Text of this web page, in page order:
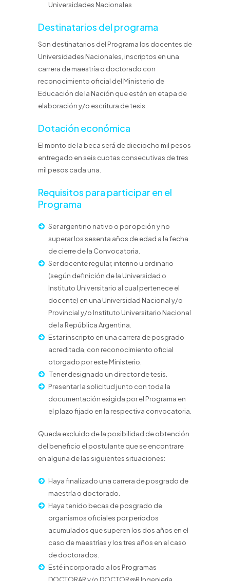
Universidades Nacionales
Destinatarios del programa
Son destinatarios del Programa los docentes de
Universidades Nacionales, inscriptos en una
carrera de maestría o doctorado con
reconocimiento oficial del Ministerio de
Educación de la Nación que estén en etapa de
elaboración y/o escritura de tesis.
Dotación económica
El monto de la beca será de dieciocho mil pesos
entregado en seis cuotas consecutivas de tres
mil pesos cada una.
Requisitos para participar en el
Programa
Ser argentino nativo o por opción y no
superar los sesenta años de edad a la fecha
de cierre de la Convocatoria.
Ser docente regular, interino u ordinario
(según definición de la Universidad o
Instituto Universitario al cual pertenece el
docente) en una Universidad Nacional y/o
Provincial y/o Instituto Universitario Nacional
de la República Argentina.
Estar inscripto en una carrera de posgrado
acreditada, con reconocimiento oficial
otorgado por este Ministerio.
Tener designado un director de tesis.
Presentar la solicitud junto con toda la
documentación exigida por el Programa en
el plazo fijado en la respectiva convocatoria.
Queda excluido de la posibilidad de obtención
del beneficio el postulante que se encontrare
en alguna de las siguientes situaciones:
Haya finalizado una carrera de posgrado de
maestría o doctorado.
Haya tenido becas de posgrado de
organismos oficiales por períodos
acumulados que superen los dos años en el
caso de maestrías y los tres años en el caso
de doctorados.
Esté incorporado a los Programas